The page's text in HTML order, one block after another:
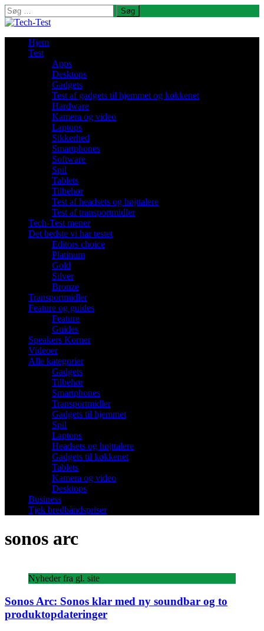
Søg
efter:
Hjem
Test
Apps
Desktops
Gadgets
Test af gadgets til hjemmet og køkkenet
Hardware
Kamera og video
Laptops
Sikkerhed
Smartphones
Software
Spil
Tablets
Tilbehør
Test af headsets og højttalere
Test af transportmidler
Tech-Test mener
Det bedste vi har testet
Editors choice
Platinum
Gold
Silver
Bronze
Transportmidler
Feature og guides
Feature
Guides
Speakers Korner
Videoer
Alle kategorier
Gadgets
Tilbehør
Smartphones
Transportmidler
Gadgets til hjemmet
Spil
Laptops
Headsets og højttalere
Gadgets til køkkenet
Tablets
Kamera og video
Desktops
Business
Tjek bredbåndspriser
sonos arc
Nyheder fra gl. site
Sonos Arc: Sonos klar med ny soundbar og to
produktopdateringer